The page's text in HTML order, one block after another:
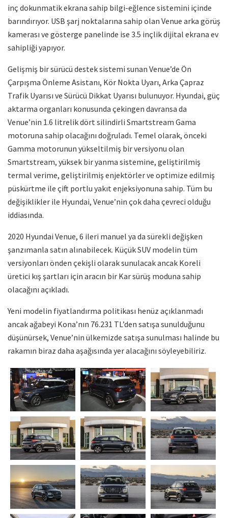
inç dokunmatik ekrana sahip bilgi-eğlence sistemini içinde
barındırıyor. USB şarj noktalarına sahip olan Venue arka görüş
kamerası ve gösterge panelinde ise 3.5 inçlik dijital ekrana ev
sahipliği yapıyor.
Gelişmiş bir sürücü destek sistemi sunan Venue’de Ön
Çarpışma Önleme Asistanı, Kör Nokta Uyarı, Arka Çapraz
Trafik Uyarısı ve Sürücü Dikkat Uyarısı bulunuyor. Hyundai, güç
aktarma organları konusunda çekingen davransa da
Venue’nin 1.6 litrelik dört silindirli Smartstream Gama
motoruna sahip olacağını doğruladı. Temel olarak, önceki
Gamma motorunun yükseltilmiş bir versiyonu olan
Smartstream, yüksek bir yanma sistemine, geliştirilmiş
termal verime, geliştirilmiş enjektörler ve optimize edilmiş
püskürtme ile çift portlu yakıt enjeksiyonuna sahip. Tüm bu
değişiklikler ile Hyundai, Venue’nin çok daha çevreci olduğu
iddiasında.
2020 Hyundai Venue, 6 ileri manuel ya da sürekli değişken
şanzımanla satın alınabilecek. Küçük SUV modelin tüm
versiyonları önden çekişli olarak sunulacak ancak Koreli
üretici kış şartları için aracın bir Kar sürüş moduna sahip
olacağını açıkladı.
Yeni modelin fiyatlandırma politikası henüz açıklanmadı
ancak ağabeyi Kona’nın 76.231 TL’den satışa sunulduğunu
düşünürsek, Venue’nin ülkemizde satışa sunulması halinde bu
rakamın biraz daha aşağısında yer alacağını söyleyebiliriz.